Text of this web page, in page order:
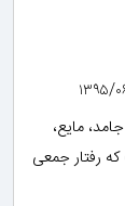
مایع،
که رفتار جمعی